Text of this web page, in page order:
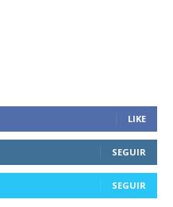
LIKE
SEGUIR
SEGUIR